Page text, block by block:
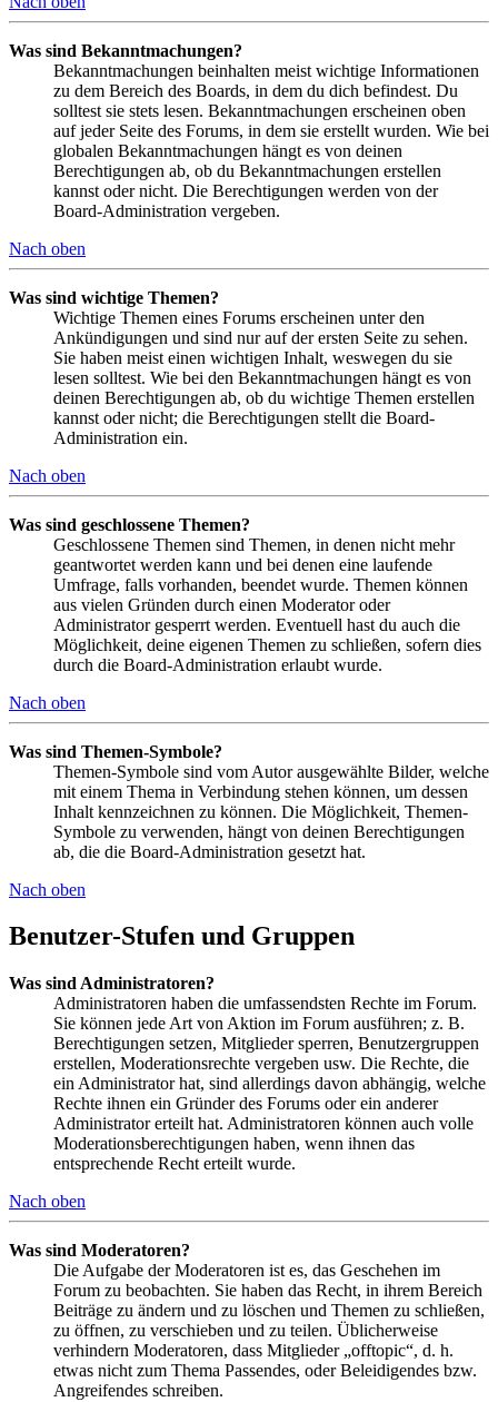
Was sind Bekanntmachungen?
Bekanntmachungen beinhalten meist wichtige Informationen
zu dem Bereich des Boards, in dem du dich befindest. Du
solltest sie stets lesen. Bekanntmachungen erscheinen oben
auf jeder Seite des Forums, in dem sie erstellt wurden. Wie bei
globalen Bekanntmachungen hängt es von deinen
Berechtigungen ab, ob du Bekanntmachungen erstellen
kannst oder nicht. Die Berechtigungen werden von der
Board-Administration vergeben.
Nach oben
Was sind wichtige Themen?
Wichtige Themen eines Forums erscheinen unter den
Ankündigungen und sind nur auf der ersten Seite zu sehen.
Sie haben meist einen wichtigen Inhalt, weswegen du sie
lesen solltest. Wie bei den Bekanntmachungen hängt es von
deinen Berechtigungen ab, ob du wichtige Themen erstellen
kannst oder nicht; die Berechtigungen stellt die Board-
Administration ein.
Nach oben
Was sind geschlossene Themen?
Geschlossene Themen sind Themen, in denen nicht mehr
geantwortet werden kann und bei denen eine laufende
Umfrage, falls vorhanden, beendet wurde. Themen können
aus vielen Gründen durch einen Moderator oder
Administrator gesperrt werden. Eventuell hast du auch die
Möglichkeit, deine eigenen Themen zu schließen, sofern dies
durch die Board-Administration erlaubt wurde.
Nach oben
Was sind Themen-Symbole?
Themen-Symbole sind vom Autor ausgewählte Bilder, welche
mit einem Thema in Verbindung stehen können, um dessen
Inhalt kennzeichnen zu können. Die Möglichkeit, Themen-
Symbole zu verwenden, hängt von deinen Berechtigungen
ab, die die Board-Administration gesetzt hat.
Nach oben
Benutzer-Stufen und Gruppen
Was sind Administratoren?
Administratoren haben die umfassendsten Rechte im Forum.
Sie können jede Art von Aktion im Forum ausführen; z. B.
Berechtigungen setzen, Mitglieder sperren, Benutzergruppen
erstellen, Moderationsrechte vergeben usw. Die Rechte, die
ein Administrator hat, sind allerdings davon abhängig, welche
Rechte ihnen ein Gründer des Forums oder ein anderer
Administrator erteilt hat. Administratoren können auch volle
Moderationsberechtigungen haben, wenn ihnen das
entsprechende Recht erteilt wurde.
Nach oben
Was sind Moderatoren?
Die Aufgabe der Moderatoren ist es, das Geschehen im
Forum zu beobachten. Sie haben das Recht, in ihrem Bereich
Beiträge zu ändern und zu löschen und Themen zu schließen,
zu öffnen, zu verschieben und zu teilen. Üblicherweise
verhindern Moderatoren, dass Mitglieder „offtopic“, d. h.
etwas nicht zum Thema Passendes, oder Beleidigendes bzw.
Angreifendes schreiben.